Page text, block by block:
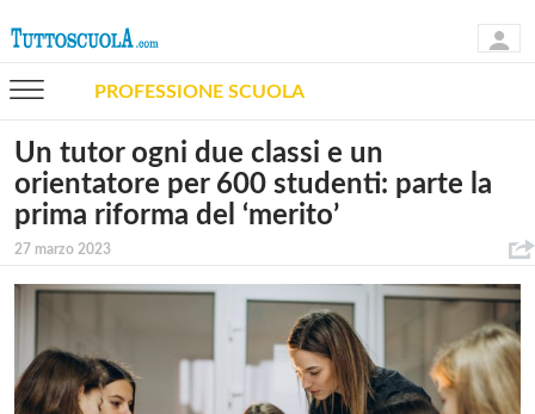
PROFESSIONE SCUOLA
Un tutor ogni due classi e un
orientatore per 600 studenti: parte la
prima riforma del ‘merito’
27 marzo 2023